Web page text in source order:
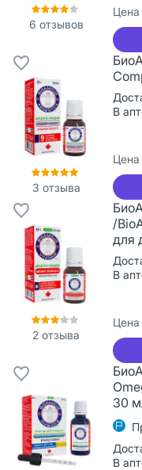
6 отзывов
Цена
3 отзыва
В
Цена
2 отзыва
/
для
В
Цена
30
В